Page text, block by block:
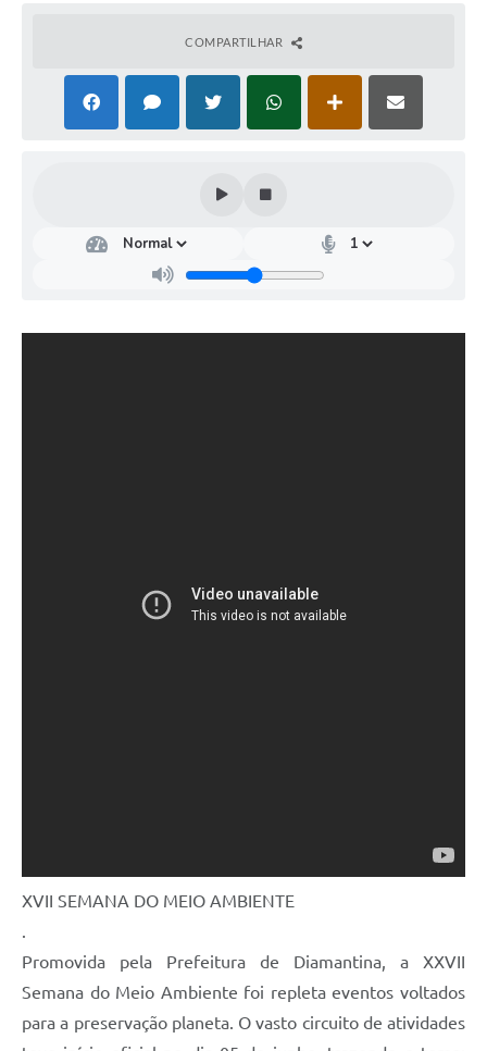
COMPARTILHAR
XVII SEMANA DO MEIO AMBIENTE
.
Promovida pela Prefeitura de Diamantina, a XXVII
Semana do Meio Ambiente foi repleta eventos voltados
para a preservação planeta. O vasto circuito de atividades